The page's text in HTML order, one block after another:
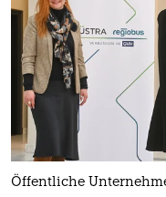
Öffentliche